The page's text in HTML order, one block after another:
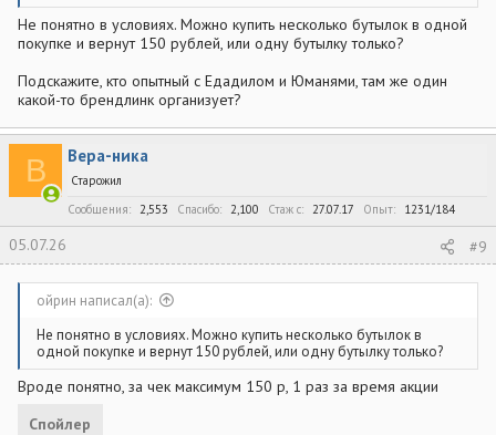
Не понятно в условиях. Можно купить несколько бутылок в одной
покупке и вернут 150 рублей, или одну бутылку только?
Подскажите, кто опытный с Едадилом и Юманями, там же один
какой-то брендлинк организует?
В Вера-ника
Старожил
Сообщения
2,553 Спасибо 2,100 Стаж c 27.07.17 Опыт 1231/184
05.07.26 #9
ойрин написал(а):
Не понятно в условиях. Можно купить несколько бутылок в
одной покупке и вернут 150 рублей, или одну бутылку только?
Вроде понятно, за чек максимум 150 р, 1 раз за время акции
Спойлер